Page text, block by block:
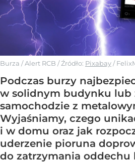
Burza / Alert RCB / Źródło: Pixabay/
Podczas burzy
w solidnym budynku lub
samochodzie z
Wyjaśniamy, czego
i w domu oraz jak
uderzenie pioruna
do zatrzymania oddechu